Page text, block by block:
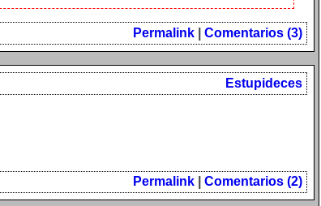
Permalink Comentarios (3)
Estupideces
Permalink Comentarios (2)